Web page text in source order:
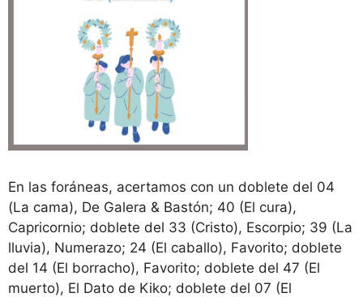
En las foráneas, acertamos con un doblete del 04
(La cama), De Galera & Bastón; 40 (El cura),
Capricornio; doblete del 33 (Cristo), Escorpio; 39 (La
lluvia), Numerazo; 24 (El caballo), Favorito; doblete
del 14 (El borracho), Favorito; doblete del 47 (El
muerto), El Dato de Kiko; doblete del 07 (El